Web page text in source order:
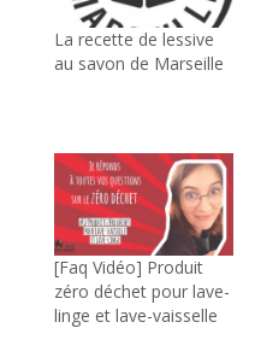
La recette de lessive
au savon de Marseille
[Faq Vidéo] Produit
zéro déchet pour lave-
linge et lave-vaisselle